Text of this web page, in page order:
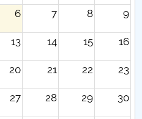
6 7 8 9
13 14 15 16
20 21 22 23
27 28 29 30